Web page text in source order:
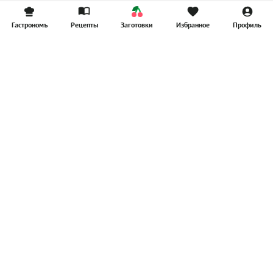
Гастрономъ Рецепты Заготовки Избранное Профиль